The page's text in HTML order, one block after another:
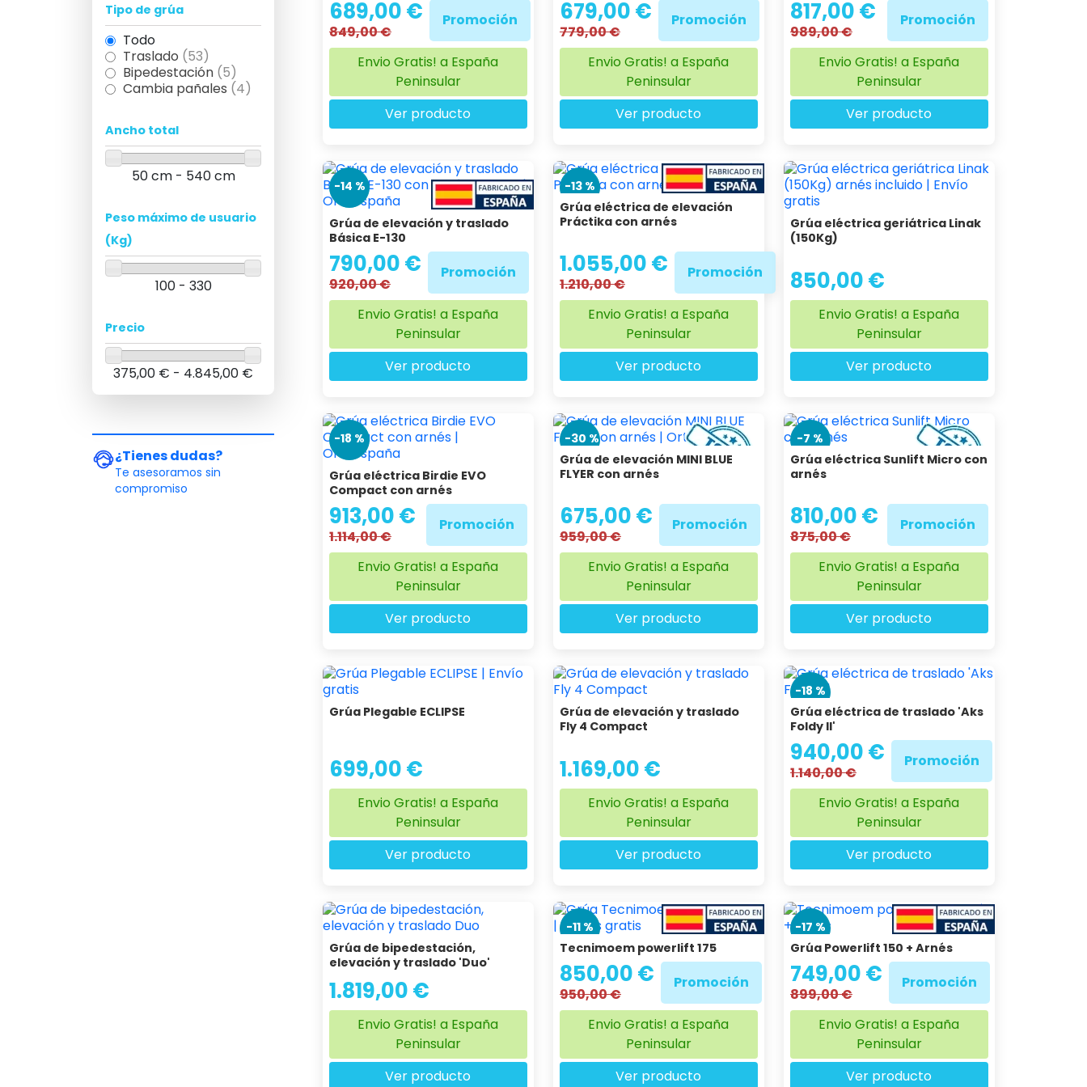
Tipo de grúa
Todo
Traslado (53)
Bipedestación (5)
Cambia pañales (4)
Ancho total
50 cm - 540 cm
Peso máximo de usuario
(Kg)
100 - 330
Precio
375,00 € - 4.845,00 €
¿Tienes dudas?
Te asesoramos sin
compromiso
689,00 €
849,00 €
Promoción
Envio Gratis! a España
Peninsular
Ver producto
679,00 €
779,00 €
Promoción
Envio Gratis! a España
Peninsular
Ver producto
817,00 €
989,00 €
Promoción
Envio Gratis! a España
Peninsular
Ver producto
-14 %
Grúa de elevación y traslado
Básica E-130
790,00 €
920,00 €
Promoción
Envio Gratis! a España
Peninsular
Ver producto
-13 %
Grúa eléctrica de elevación
Práctika con arnés
1.055,00 €
1.210,00 €
Promoción
Envio Gratis! a España
Peninsular
Ver producto
Grúa eléctrica geriátrica Linak
(150Kg)
850,00 €
Envio Gratis! a España
Peninsular
Ver producto
-18 %
Grúa eléctrica Birdie EVO
Compact con arnés
913,00 €
1.114,00 €
Promoción
Envio Gratis! a España
Peninsular
Ver producto
-30 %
Grúa de elevación MINI BLUE
FLYER con arnés
675,00 €
959,00 €
Promoción
Envio Gratis! a España
Peninsular
Ver producto
-7 %
Grúa eléctrica Sunlift Micro con
arnés
810,00 €
875,00 €
Promoción
Envio Gratis! a España
Peninsular
Ver producto
Grúa Plegable ECLIPSE
699,00 €
Envio Gratis! a España
Peninsular
Ver producto
Grúa de elevación y traslado
Fly 4 Compact
1.169,00 €
Envio Gratis! a España
Peninsular
Ver producto
-18 %
Grúa eléctrica de traslado 'Aks
Foldy II'
940,00 €
1.140,00 €
Promoción
Envio Gratis! a España
Peninsular
Ver producto
Grúa de bipedestación,
elevación y traslado 'Duo'
1.819,00 €
Envio Gratis! a España
Peninsular
Ver producto
-11 %
Tecnimoem powerlift 175
850,00 €
950,00 €
Promoción
Envio Gratis! a España
Peninsular
Ver producto
-17 %
Grúa Powerlift 150 + Arnés
749,00 €
899,00 €
Promoción
Envio Gratis! a España
Peninsular
Ver producto